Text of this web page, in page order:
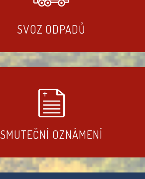
SVOZ ODPADŮ
SMUTEČNÍ OZNÁMENÍ